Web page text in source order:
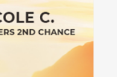
| 加州希爾馬